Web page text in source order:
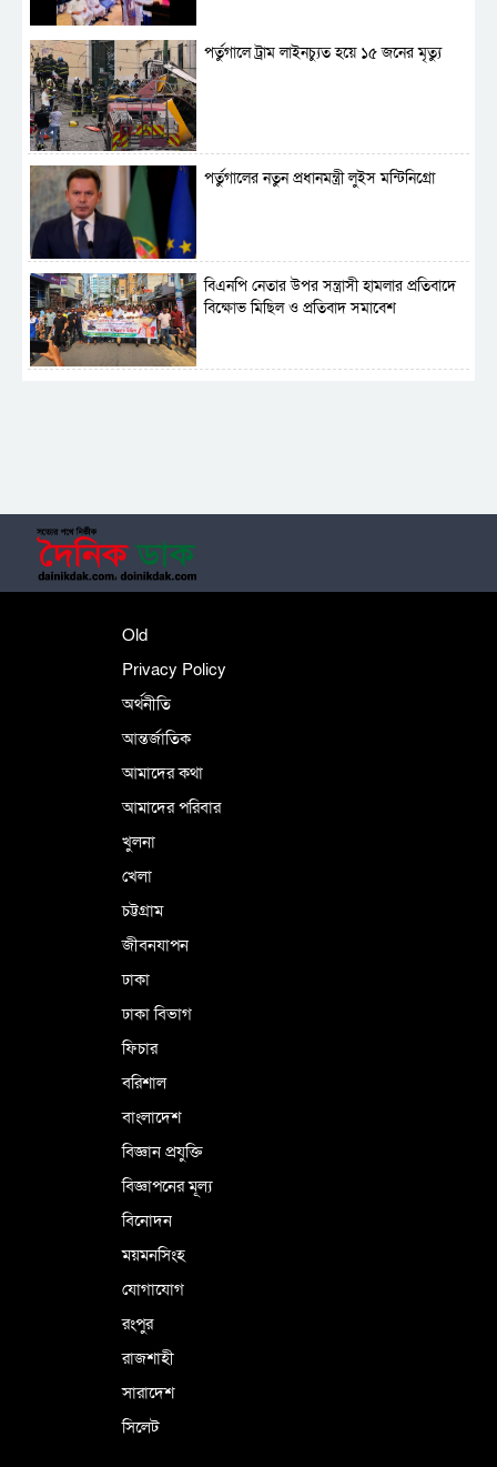
পর্তুগালে ট্রাম লাইনচ্যুত হয়ে ১৫ জনের মৃত্যু
পর্তুগালের নতুন প্রধানমন্ত্রী লুইস মন্টিনিগ্রো
বিএনপি নেতার উপর সন্ত্রাসী হামলার প্রতিবাদে
বিক্ষোভ মিছিল ও প্রতিবাদ সমাবেশ
Old
Privacy Policy
অর্থনীতি
আন্তর্জাতিক
আমাদের কথা
আমাদের পরিবার
খুলনা
খেলা
চট্টগ্রাম
জীবনযাপন
ঢাকা
ঢাকা বিভাগ
ফিচার
বরিশাল
বাংলাদেশ
বিজ্ঞান প্রযুক্তি
বিজ্ঞাপনের মূল্য
বিনোদন
ময়মনসিংহ
যোগাযোগ
রংপুর
রাজশাহী
সারাদেশ
সিলেট